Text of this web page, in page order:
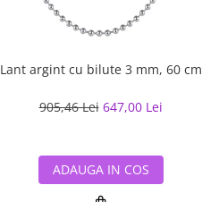
Lant argint cu bilute 3 mm, 60 cm
905,46 Lei 647,00 Lei
ADAUGA IN COS